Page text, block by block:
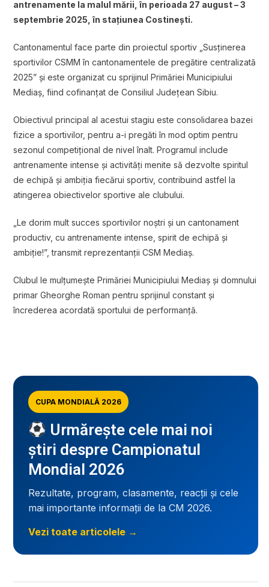
antrenamente la malul mării, în perioada 27 august – 3
septembrie 2025, în stațiunea Costinești.
Cantonamentul face parte din proiectul sportiv „Susținerea
sportivilor CSMM în cantonamentele de pregătire centralizată
2025” și este organizat cu sprijinul Primăriei Municipiului
Mediaș, fiind cofinanțat de Consiliul Județean Sibiu.
Obiectivul principal al acestui stagiu este consolidarea bazei
fizice a sportivilor, pentru a-i pregăti în mod optim pentru
sezonul competițional de nivel înalt. Programul include
antrenamente intense și activități menite să dezvolte spiritul
de echipă și ambiția fiecărui sportiv, contribuind astfel la
atingerea obiectivelor sportive ale clubului.
„Le dorim mult succes sportivilor noștri și un cantonament
productiv, cu antrenamente intense, spirit de echipă și
ambiție!”, transmit reprezentanții CSM Mediaș.
Clubul le mulțumește Primăriei Municipiului Mediaș și domnului
primar Gheorghe Roman pentru sprijinul constant și
încrederea acordată sportului de performanță.
CUPA MONDIALĂ 2026
Urmărește cele mai noi
știri despre Campionatul
Mondial 2026
Rezultate, program, clasamente, reacții și cele
mai importante informații de la CM 2026.
Vezi toate articolele →